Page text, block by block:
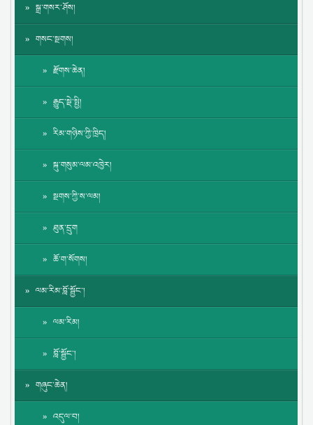
སྒྲ་གསར་ཤོས།
གསང་སྔགས།
རྫོགས་ཆེན།
རྒྱུད་སྡེ་སྤྱི།
རིམ་གཉིས་ཀྱི་ཁྲིད།
སྐུ་གསུམ་ལམ་འཁྱེར།
སྔགས་ཀྱི་ས་ལམ།
ཐུན་དྲུག
ཆོ་ག་སོགས།
ལམ་རིམ་བློ་སྦྱོང་།
ལམ་རིམ།
བློ་སྦྱོང་།
གཞུང་ཆེན།
འདུལ་བ།